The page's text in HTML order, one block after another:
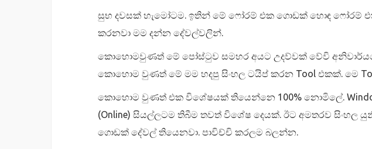
සුභ දවසක් හැමෝටම. ඉතින් මේ ෆෝරම් එක ගොඩක් හොඳ ෆෝරම්
කරනවා මම දන්න දේවල්වලින්.
කොහොමවුණත් මේ පෝස්ටුව සමහර අයට උදව්වක් වේවි
කොහොම වුණත් මේ මම හදපු සිංහල ටයිප් කරන Tool එකක්. මෙ
කොහොම වුණත් එක විශේෂයක් තියෙන්නෙ 100% නොමිලේ. Windows
(Online) සියල්ලටම තිබීම තවත් විශේෂ දෙයක්. ඊට අමතරව
ගොඩක් දේවල් තියෙනවා. පාවිච්චි කරලම බලන්න.